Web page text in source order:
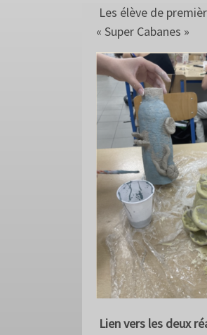
Les élève de
« Super Cabanes »
Lien vers les deux